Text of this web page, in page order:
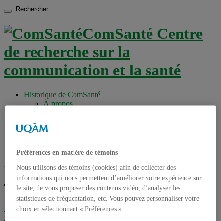
ComSanté Centre
de recherche sur la
communication et la santé
Historique de ComSanté
À propos
Anciens Membres
Chercheurs réguliers
Accueil»Tag archives : usagers internet
Tag archives :usagers internet
Internet contribuerait à creuser l’écart
Préférences en matière de témoins
Nous utilisons des témoins (cookies) afin de collecter des
informations qui nous permettent d’améliorer votre expérience sur
le site, de vous proposer des contenus vidéo, d’analyser les
statistiques de fréquentation, etc. Vous pouvez personnaliser votre
choix en sélectionnant « Préférences ».